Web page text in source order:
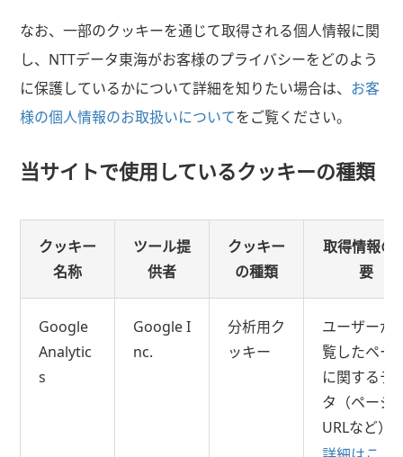
なお、一部のクッキーを通じて取得される個人情報に関
し、NTTデータ東海がお客様のプライバシーをどのよう
に保護しているかについて詳細を知りたい場合は、 お客
様の個人情報のお取扱いについてをご覧ください。
当サイトで使用しているクッキーの種類
クッキー
名称
ツール提
供者
クッキー
の種類
取得情報の
要
Google
Analytic
s
Google I
nc.
分析用ク
ッキー
ユーザーが
覧したペー
に関するデ
タ（ページ
URLなど）